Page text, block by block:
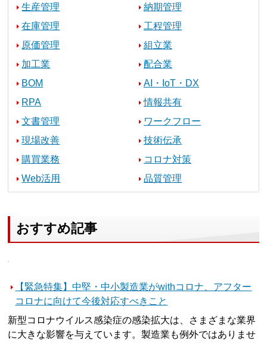
生産管理
納期管理
在庫管理
工程管理
原価管理
組立業
加工業
配合業
BOM
AI・IoT・DX
RPA
情報共有
文書管理
ワークフロー
現場改善
技術伝承
購買業務
コロナ対策
Web活用
品質管理
おすすめ記事
【緊急特集】中堅・中小製造業がwithコロナ、アフター
コロナに向けて今後対応すべきこと
新型コロナウイルス感染症の感染拡大は、さまざまな業界
に大きな影響を与えています。製造業も例外ではありませ